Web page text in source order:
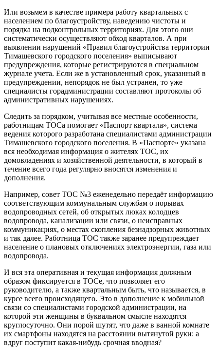
Или возьмем в качестве примера работу квартальных с
населением по благоустройству, наведению чистоты и
порядка на подконтрольных территориях. Для этого они
систематически осуществляют обход кварталов. А при
выявлении нарушений «Правил благоустройства территории
Тимашевского городского поселения» выписывают
предупреждения, которые регистрируются в специальном
журнале учета. Если же в установленный срок, указанный в
предупреждении, непорядок не был устранен, то уже
специалисты горадминистрации составляют протоколы об
административных нарушениях.
Следить за порядком, учитывая все местные особенности,
работницам ТОСа помогает «Паспорт квартала», система
ведения которого разработана специалистами администрации
Тимашевского городского поселения. В «Паспорте» указана
вся необходимая информация о жителях ТОС, их
домовладениях и хозяйственной деятельности, в который в
течение всего года регулярно вносятся изменения и
дополнения.
Например, совет ТОС №3 еженедельно передаёт информацию
соответствующим коммунальным службам о порывах
водопроводных сетей, об открытых люках колодцев
водопровода, канализации или связи, о неисправных
коммуникациях, о местах скопления безнадзорных животных
и так далее. Работница ТОС также заранее предупреждает
население о плановых отключениях электроэнергии, газа или
водопровода.
И вся эта оперативная и текущая информация должным
образом фиксируется в ТОСе, что позволяет его
руководителю, а также квартальным быть, что называется, в
курсе всего происходящего. Это в дополнение к мобильной
связи со специалистами городской администрации, на
которой эти женщины в буквальном смысле находятся
круглосуточно. Они порой шутят, что даже в ванной комнате
их смартфоны находятся на расстоянии вытянутой руки: а
вдруг поступит какая-нибудь срочная вводная?